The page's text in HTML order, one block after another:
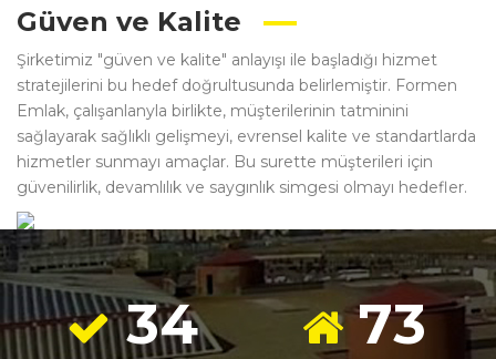
Güven ve Kalite
Şirketimiz "güven ve kalite" anlayışı ile başladığı hizmet
stratejilerini bu hedef doğrultusunda belirlemiştir. Formen
Emlak, çalışanlanyla birlikte, müşterilerinin tatminini
sağlayarak sağlıklı gelişmeyi, evrensel kalite ve standartlarda
hizmetler sunmayı amaçlar. Bu surette müşterileri için
güvenilirlik, devamlılık ve saygınlık simgesi olmayı hedefler.
34 82